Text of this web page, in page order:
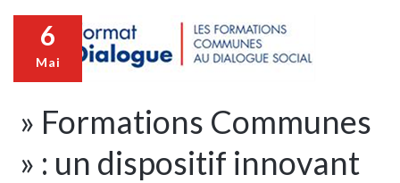
6
Mai
» Formations Communes
» : un dispositif innovant